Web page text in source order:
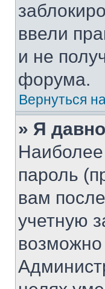
ввели
и не
форума.
Вернуться
» Я
пароль
вам
учетную